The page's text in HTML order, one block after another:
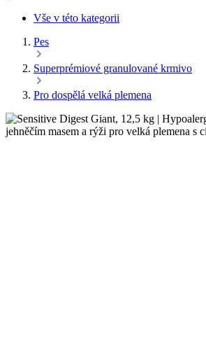
Vše v této kategorii
Pes
Superprémiové granulované krmivo
Pro dospělá velká plemena